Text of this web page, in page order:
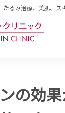
るみ治療、美肌、ス
の効